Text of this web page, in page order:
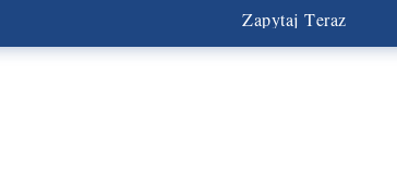
Zapytaj Teraz